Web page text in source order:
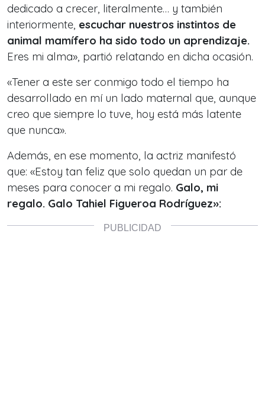
dedicado a crecer, literalmente… y también
interiormente, escuchar nuestros instintos de
animal mamífero ha sido todo un aprendizaje.
Eres mi alma», partió relatando en dicha ocasión.
«Tener a este ser conmigo todo el tiempo ha
desarrollado en mí un lado maternal que, aunque
creo que siempre lo tuve, hoy está más latente
que nunca».
Además, en ese momento, la actriz manifestó
que: «Estoy tan feliz que solo quedan un par de
meses para conocer a mi regalo. Galo, mi
regalo. Galo Tahiel Figueroa Rodríguez»: